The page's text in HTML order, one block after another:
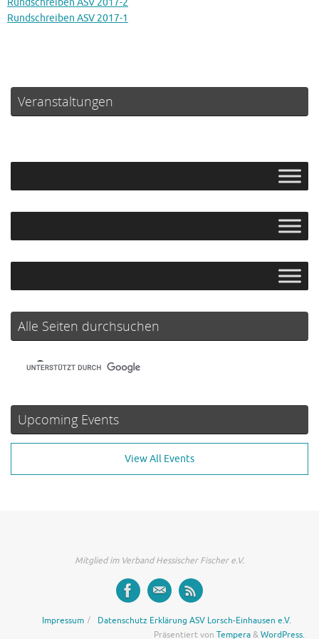
Rundschreiben ASV 2017-2
Rundschreiben ASV 2017-1
Veranstaltungen
Alle Seiten durchsuchen
Upcoming Events
View All Events
Mitglied im Verband Hessischer Fischer e.V.
Impressum
Datenschutz Erklärung ASV Lorsch-Einhausen e.V.
Präsentiert von Tempera&WordPress.